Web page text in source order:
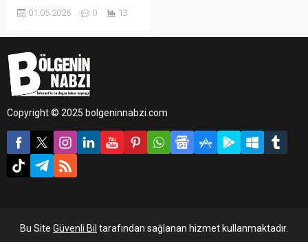
Emek ve Dayanışma Günü
üretimin toplumun en büyük
gücü olduğunu vurguladı.
01.05.2026 0 13
Copyright © 2025 bolgeninnabzi.com
Bu Site Güvenli Bil tarafından sağlanan hizmet kullanmaktadır.